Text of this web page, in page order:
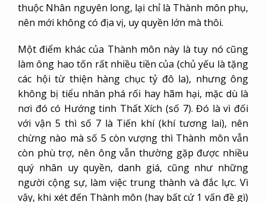
thuộc Nhân nguyên long, lại chỉ là Thành môn phụ,
nên mới không có địa vị, uy quyền lớn mà thôi.
Một điểm khác của Thành môn này là tuy nó cũng
làm ông hao tốn rất nhiều tiền của (chủ yếu là tặng
các hội từ thiện hàng chục tỷ đô la), nhưng ông
không bị tiểu nhân phá rối hay hãm hại, mặc dù là
nơi đó có Hướng tinh Thất Xích (số 7). Đó là vì đối
với vận 5 thì số 7 là Tiến khí (khí tương lai), nên
chừng nào mà số 5 còn vượng thì Thành môn vẫn
còn phù trợ, nên ông vẫn thường gặp được nhiều
quý nhân uy quyền, danh giá, cũng như những
người cộng sự, làm việc trung thành và đắc lực. Vì
vậy, khi xét đến Thành môn (hay bất cứ 1 vấn đề gì)